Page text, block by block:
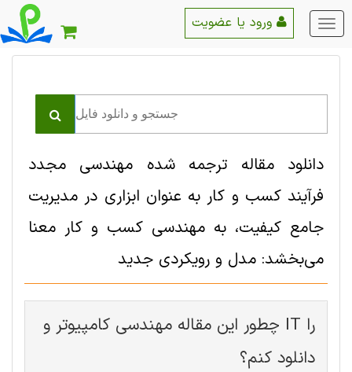
منو
اصلی
دانلود مقاله ترجمه شده مهندسی مجدد
فرآیند کسب و کار به عنوان ابزاری در مدیریت
جامع کیفیت، به مهندسی کسب و کار معنا
می‌بخشد: مدل و رویکردی جدید
چطور این مقاله مهندسی کامپیوتر و IT را
دانلود کنم؟